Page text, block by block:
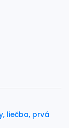
liečba, prvá